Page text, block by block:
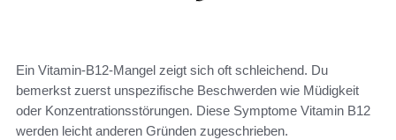
Ein Vitamin-B12-Mangel zeigt sich oft schleichend. Du
bemerkst zuerst unspezifische Beschwerden wie Müdigkeit
oder Konzentrationsstörungen. Diese Symptome Vitamin B12
werden leicht anderen Gründen zugeschrieben.